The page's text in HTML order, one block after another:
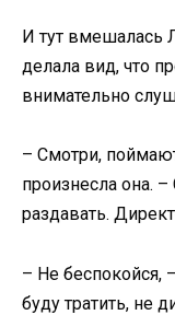
И тут вмешалась
делала вид, что
внимательно
– Смотри,
произнесла она.
раздавать.
– Не беспокойся,
буду тратить, не